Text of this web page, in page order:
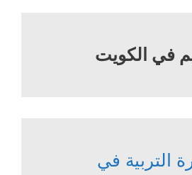
في الكويت
التربية في